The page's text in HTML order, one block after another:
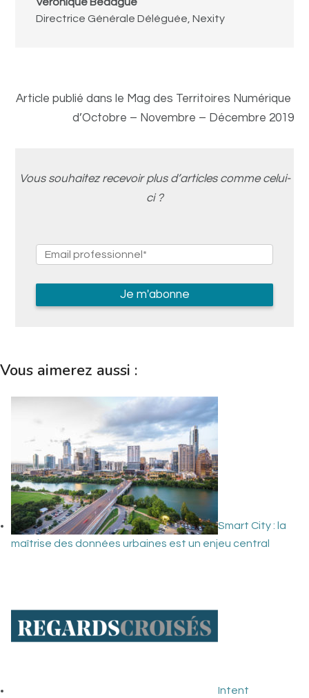
Directrice Générale Déléguée Nexity
Article publié dans le Mag des Territoires Numérique
d’Octobre – Novembre – Décembre 2019
Vous souhaitez recevoir plus d’articles comme celui-
ci ?
Vous aimerez aussi :
Smart City : la
maîtrise des données urbaines est un enjeu central
Intent